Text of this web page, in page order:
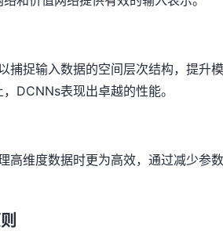
捕捉输入数据的空间层次结构，提升
DCNNs表现出卓越的性能。
高维度数据时更为高效，通过减少参